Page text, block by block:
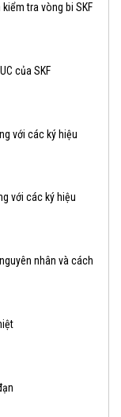
tra vòng bi SKF
của SKF
với các ký hiệu
với các ký hiệu
nhân và cách